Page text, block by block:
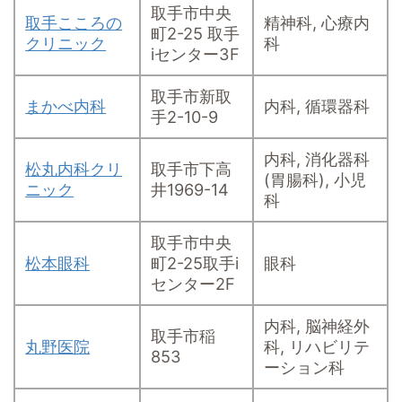
取手こころの
クリニック
取手市中央
町2-25 取手
iセンター3F
精神科, 心療内
科
まかべ内科
取手市新取
手2-10-9
内科, 循環器科
松丸内科クリ
ニック
取手市下高
井1969-14
内科, 消化器科
(胃腸科), 小児
科
松本眼科
取手市中央
町2-25取手i
センター2F
眼科
丸野医院
取手市稲
853
内科, 脳神経外
科, リハビリテ
ーション科